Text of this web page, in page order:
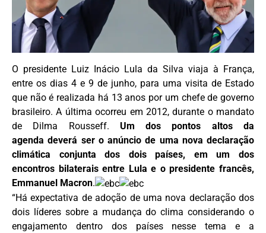
O presidente Luiz Inácio Lula da Silva viaja à França,
entre os dias 4 e 9 de junho, para uma visita de Estado
que não é realizada há 13 anos por um chefe de governo
brasileiro. A última ocorreu em 2012, durante o mandato
de Dilma Rousseff. Um dos pontos altos da
agenda deverá ser o anúncio de uma nova declaração
climática conjunta dos dois países, em um dos
encontros bilaterais entre Lula e o presidente francês,
Emmanuel Macron.
“Há expectativa de adoção de uma nova declaração dos
dois líderes sobre a mudança do clima considerando o
engajamento dentro dos países nesse tema e a